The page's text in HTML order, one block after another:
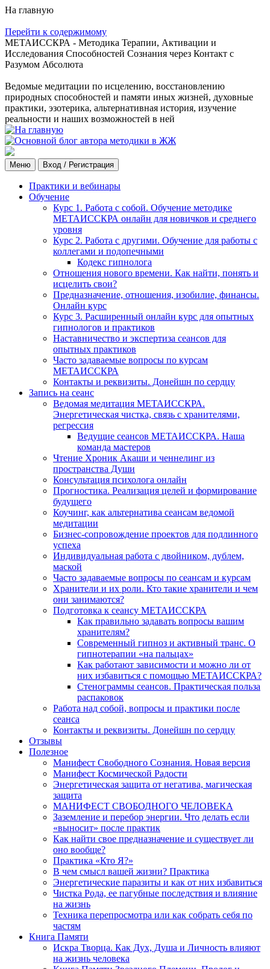
На главную
Перейти к содержимому
МЕТАИССКРА - Методика Терапии, Активации и
Исследования Способностей Сознания через Контакт с
Разумом Абсолюта
Ведомые медитации по исцелению, восстановлению
природных способностей и памяти иных жизней, духовные
практики, эзотерика, альтернативная история, изучение
реальности и наших возможностей в ней
Меню Вход / Регистрация
Практики и вебинары
Обучение
Курс 1. Работа с собой. Обучение методике
МЕТАИССКРА онлайн для новичков и среднего
уровня
Курс 2. Работа с другими. Обучение для работы с
коллегами и подопечными
Кодекс гипнолога
Отношения нового времени. Как найти, понять и
исцелить свои?
Предназначение, отношения, изобилие, финансы.
Онлайн курс
Курс 3. Расширенный онлайн курс для опытных
гипнологов и практиков
Наставничество и экспертиза сеансов для
опытных практиков
Часто задаваемые вопросы по курсам
МЕТАИССКРА
Контакты и реквизиты. Донейшн по сердцу
Запись на сеанс
Ведомая медитация МЕТАИССКРА.
Энергетическая чистка, связь с хранителями,
регрессия
Ведущие сеансов МЕТАИССКРА. Наша
команда мастеров
Чтение Хроник Акаши и ченнелинг из
пространства Души
Консультация психолога онлайн
Прогностика. Реализация целей и формирование
будущего
Коучинг, как альтернатива сеансам ведомой
медитации
Бизнес-сопровождение проектов для подлинного
успеха
Индивидуальная работа с двойником, дублем,
маской
Часто задаваемые вопросы по сеансам и курсам
Хранители и их роли. Кто такие хранители и чем
они занимаются?
Подготовка к сеансу МЕТАИССКРА
Как правильно задавать вопросы вашим
хранителям?
Современный гипноз и активный транс. О
гипнотерапии «на пальцах»
Как работают зависимости и можно ли от
них избавиться с помощью МЕТАИССКРА?
Стенограммы сеансов. Практическая польза
распаковок
Работа над собой, вопросы и практики после
сеанса
Контакты и реквизиты. Донейшн по сердцу
Отзывы
Полезное
Манифест Свободного Сознания. Новая версия
Манифест Космической Радости
Энергетическая защита от негатива, магическая
защита
МАНИФЕСТ СВОБОДНОГО ЧЕЛОВЕКА
Заземление и перебор энергии. Что делать если
«выносит» после практик
Как найти свое предназначение и существует ли
оно вообще?
Практика «Кто Я?»
В чем смысл вашей жизни? Практика
Энергетические паразиты и как от них избавиться
Чистка Рода, ее пагубные последствия и влияние
на жизнь
Техника перепросмотра или как собрать себя по
частям
Книга Памяти
Искра Творца. Как Дух, Душа и Личность влияют
на жизнь человека